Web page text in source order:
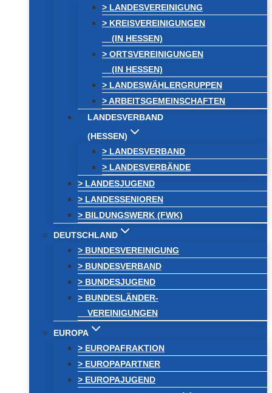
> LANDESVEREINIGUNG
> KREISVEREINIGUNGEN
(IN HESSEN)
> ORTSVEREINIGUNGEN
(IN HESSEN)
> LANDESWÄHLERGRUPPEN
> ARBEITSGEMEINSCHAFTEN
LANDESVERBAND
(HESSEN)
> LANDESVERBAND
> LANDESVERBÄNDE
> LANDESJUGEND
> LANDESSENIOREN
> BILDUNGSWERK (FWK)
DEUTSCHLAND
> BUNDESVEREINIGUNG
> BUNDESVERBAND
> BUNDESJUGEND
> BUNDESLÄNDER-
VEREINIGUNGEN
EUROPA
> EUROPAFRAKTION
> EUROPAPARTNER
> EUROPAJUGEND